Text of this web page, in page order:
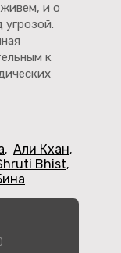
и о
угрозой.
к
, Али Кхан,
Bhist,
)